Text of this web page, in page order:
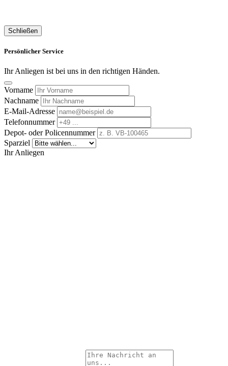
Schließen
Persönlicher Service
Ihr Anliegen ist bei uns in den richtigen Händen.
Vorname
Nachname
E-Mail-Adresse
Telefonnummer
Depot- oder Policennummer
Sparziel
Ihr Anliegen